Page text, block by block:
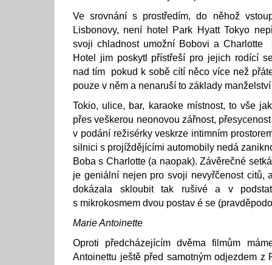
Ve srovnání s prostředím, do něhož
Lisbonovy, není hotel Park Hyatt Tokyo
svoji chladnost umožní Bobovi a Charlotte
Hotel jim poskytl přístřeší pro jejich rodící
nad tím pokud k sobě cítí něco více než
pouze v něm a nenaruší to základy
Tokio, ulice, bar, karaoke místnost, to vše
přes veškerou neonovou zářnost,
v podání režisérky veskrze intimním
silnici s projíždějícími automobily nedá
Boba s Charlotte (a naopak). Závěrečné
je geniální nejen pro svoji nevyřčenost citů,
dokázala skloubit tak rušivé a v
s mikrokosmem dvou postav é se
Marie Antoinette
Oproti předcházejícím dvěma filmům
Antoinettu ještě před samotným odjezdem z